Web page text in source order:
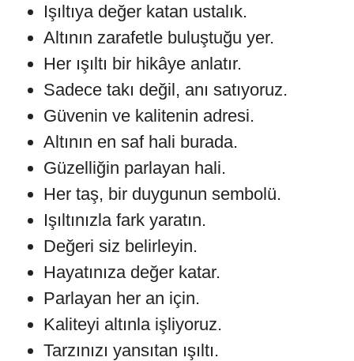
Işıltıya değer katan ustalık.
Altının zarafetle buluştuğu yer.
Her ışıltı bir hikâye anlatır.
Sadece takı değil, anı satıyoruz.
Güvenin ve kalitenin adresi.
Altının en saf hali burada.
Güzelliğin parlayan hali.
Her taş, bir duygunun sembolü.
Işıltınızla fark yaratın.
Değeri siz belirleyin.
Hayatınıza değer katar.
Parlayan her an için.
Kaliteyi altınla işliyoruz.
Tarzınızı yansıtan ışıltı.